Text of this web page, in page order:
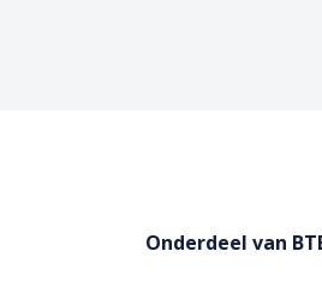
Onderdeel van